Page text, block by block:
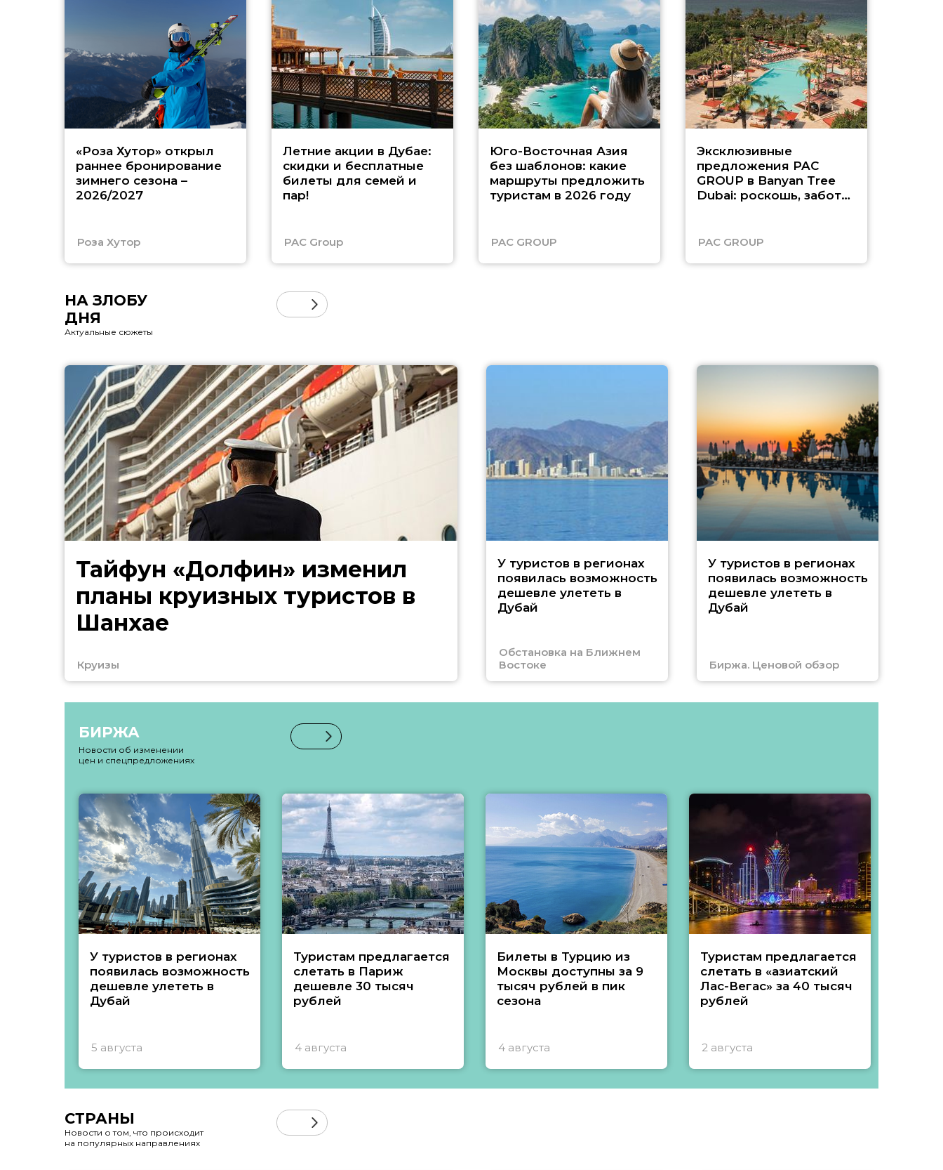
«Роза Хутор» открыл
раннее бронирование
зимнего сезона –
2026/2027
Роза Хутор
Летние акции в Дубае:
скидки и бесплатные
билеты для семей и
пар!
PAC Group
Юго-Восточная Азия
без шаблонов: какие
маршруты предложить
туристам в 2026 году
PAC GROUP
Эксклюзивные
предложения PAC
GROUP в Banyan Tree
Dubai: роскошь, забота
PAC GROUP
НА ЗЛОБУ
ДНЯ
Актуальные сюжеты
Тайфун «Долфин» изменил
планы круизных туристов в
Шанхае
Круизы
У туристов в регионах
появилась возможность
дешевле улететь в
Дубай
Обстановка на Ближнем
Востоке
У туристов в регионах
появилась возможность
дешевле улететь в
Дубай
Биржа. Ценовой обзор
БИРЖА
Новости об изменении
цен и спецпредложениях
У туристов в регионах
появилась возможность
дешевле улететь в
Дубай
5 августа
Туристам предлагается
слетать в Париж
дешевле 30 тысяч
рублей
4 августа
Билеты в Турцию из
Москвы доступны за 9
тысяч рублей в пик
сезона
4 августа
Туристам предлагается
слетать в «азиатский
Лас-Вегас» за 40 тысяч
рублей
2 августа
СТРАНЫ
Новости о том, что происходит
на популярных направлениях